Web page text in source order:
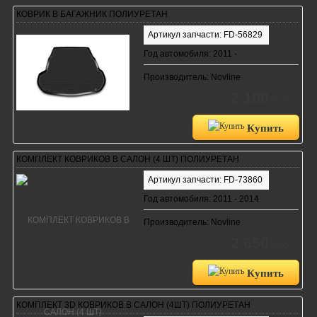
КОВРИК В БАГАЖНИК ПОЛИУРЕТАН
Артикул запчасти: FD-56829
Год автомобиля: 2011 -
Производитель: Novline
Купить
КОМПЛЕКТ КОВРИКОВ В САЛОН (4 ШТ) ПОЛИУРЕТАН
Артикул запчасти: FD-73860
Год автомобиля: 2011 - 2014
Производитель: Novline
Купить
КОМПЛЕКТ 3D КОВРИКОВ В САЛОН (4ШТ) ПОЛИУРЕТАН